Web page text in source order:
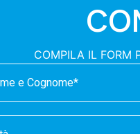
COMPILA IL FORM